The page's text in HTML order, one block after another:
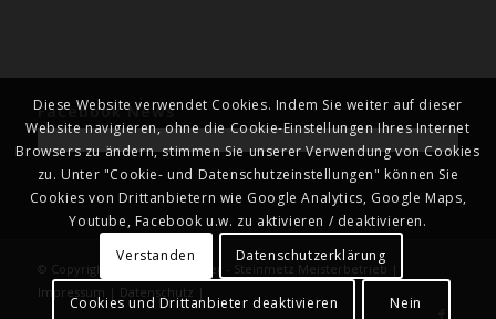
Facebook News
© Copyright - Naturstein Kläver - Steinmetz Meisterbetrieb |
Impressum | Datenschutz |
Diese Website verwendet Cookies. Indem Sie weiter auf dieser
Website navigieren, ohne die Cookie-Einstellungen Ihres Internet
Browsers zu ändern, stimmen Sie unserer Verwendung von Cookies
zu. Unter "Cookie- und Datenschutzeinstellungen" können Sie
Cookies von Drittanbietern wie Google Analytics, Google Maps,
Youtube, Facebook u.w. zu aktivieren / deaktivieren.
Verstanden
Datenschutzerklärung
Cookies und Drittanbieter deaktivieren Nein